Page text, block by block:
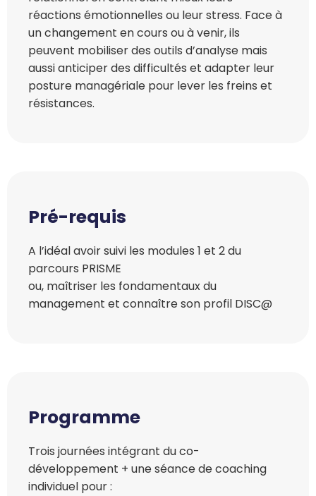
réactions émotionnelles ou leur stress. Face à
un changement en cours ou à venir, ils
peuvent mobiliser des outils d’analyse mais
aussi anticiper des difficultés et adapter leur
posture managériale pour lever les freins et
résistances.
Pré-requis
A l’idéal avoir suivi les modules 1 et 2 du
parcours PRISME
ou, maîtriser les fondamentaux du
management et connaître son profil DISC@
Programme
Trois journées intégrant du co-
développement + une séance de coaching
individuel pour :